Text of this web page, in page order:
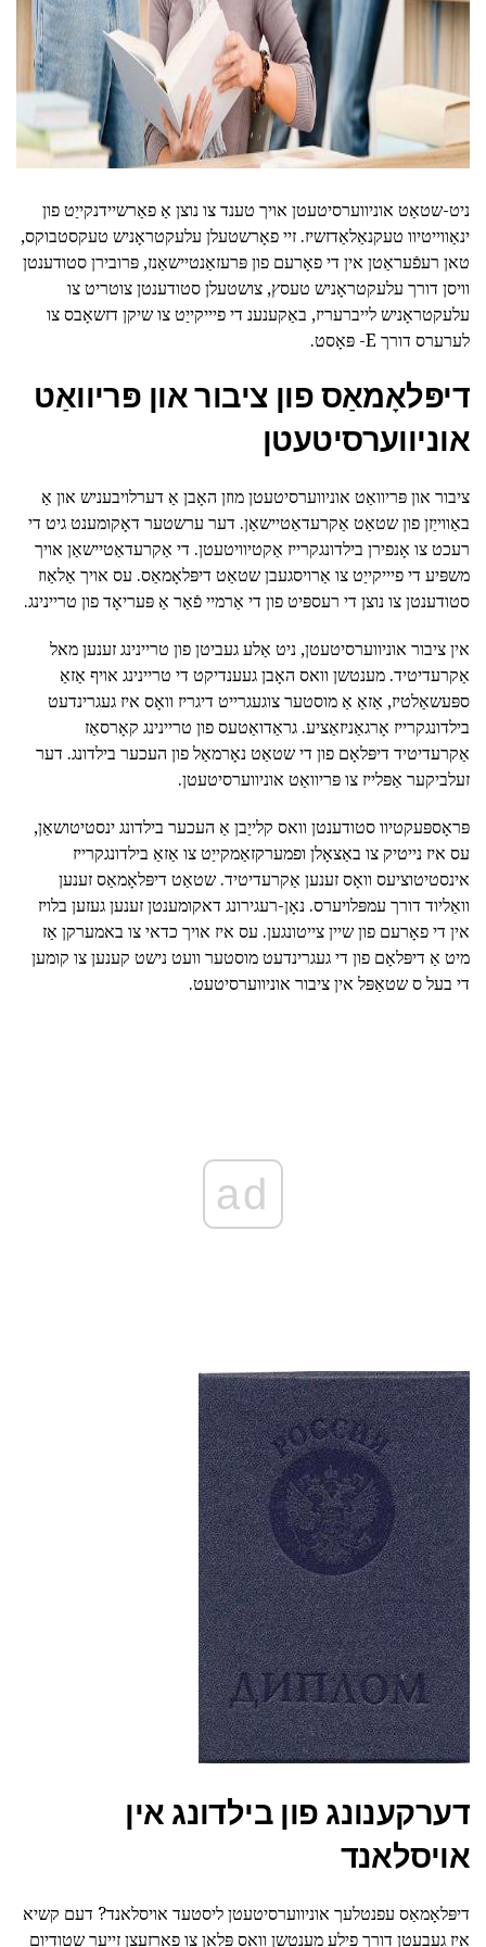
ניט-שטאַט אוניווערסיטעטן אויך טענד צו נוצן אַ פאַרשיידנקייַט פון
ינאַווייטיוו טעקנאַלאַדזשיז. זיי פאָרשטעלן עלעקטראָניש טעקסטבוקס,
טאן רעפֿעראַטן אין די פאָרעם פון פּרעזאַנטיישאַנז, פּרובירן סטודענטן
וויסן דורך עלעקטראָניש טעסץ, צושטעלן סטודענטן צוטריט צו
עלעקטראָניש לייברעריז, באַקענענ די פיייקייַט צו שיקן דזשאָבס צו
לערערס דורך E- פּאָסט.
דיפּלאָמאַס פון ציבור און פּריוואַט
אוניווערסיטעטן
ציבור און פּריוואַט אוניווערסיטעטן מוזן האָבן אַ דערלויבעניש און אַ
באַווייַזן פון שטאַט אַקרעדאַטיישאַן. דער ערשטער דאָקומענט גיט די
רעכט צו אָנפירן בילדונגקרייז אַקטיוויטעטן. די אַקרעדאַטיישאַן אויך
משפּיע די פיייקייַט צו אַרויסגעבן שטאַט דיפּלאָמאַס. עס אויך אַלאַוז
סטודענטן צו נוצן די רעספּיט פון די אַרמיי פֿאַר אַ פּעריאָד פון טריינינג.
אין ציבור אוניווערסיטעטן, ניט אַלע געביטן פון טריינינג זענען מאל
אַקרעדיטיד. מענטשן וואס האָבן געענדיקט די טריינינג אויף אַזאַ
ספּעשאַלטיז, אַזאַ אַ מוסטער צוגעגרייט דיגריז וואָס איז געגרינדעט
בילדונגקרייז אָרגאַניזאַציע. גראַדואַטעס פון טריינינג קאָרסאַז
אַקרעדיטיד דיפּלאָם פון די שטאַט נאָרמאַל פון העכער בילדונג. דער
זעלביקער אַפּלייז צו פּריוואַט אוניווערסיטעטן.
פּראָספּעקטיוו סטודענטן וואס קלייַבן אַ העכער בילדונג ינסטיטושאַן,
עס איז נייטיק צו באַצאָלן ופמערקזאַמקייַט צו אַזאַ בילדונגקרייז
אינסטיטוציעס וואָס זענען אַקרעדיטיד. שטאַט דיפּלאָמאַס זענען
וואַליוד דורך עמפּלויערס. נאָן-רעגירונג דאקומענטן זענען געזען בלויז
אין די פאָרעם פון שיין צייטונגען. עס איז אויך כדאי צו באמערקן אַז
מיט אַ דיפּלאָם פון די געגרינדעט מוסטער וועט נישט קענען צו קומען
די בעל ס שטאַפּל אין ציבור אוניווערסיטעט.
ad
דערקענונג פון בילדונג אין
אויסלאנד
דיפּלאָמאַס עפנטלעך אוניווערסיטעטן ליסטעד אויסלאנד? דעם קשיא
איז געבעטן דורך פילע מענטשן וואס פּלאַן צו פאָרזעצן זייער שטודיום